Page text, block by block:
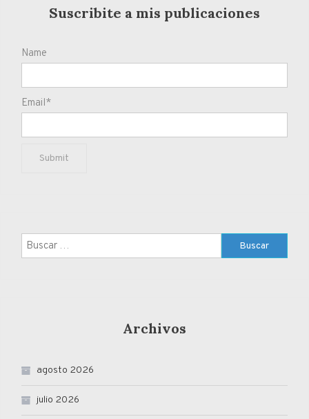
Suscribite a mis publicaciones
Name
Email*
Buscar:
Archivos
agosto 2026
julio 2026